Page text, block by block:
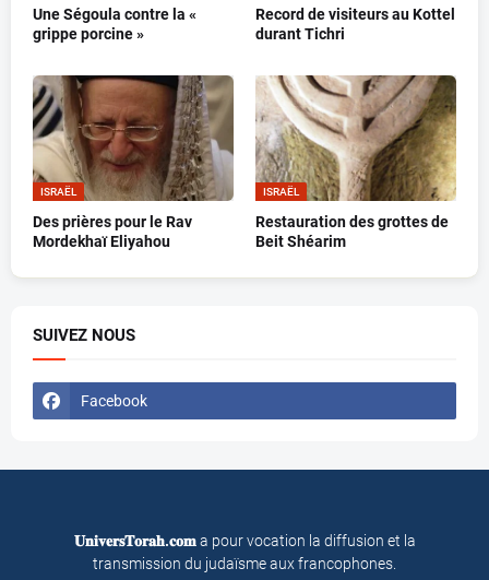
Une Ségoula contre la «
grippe porcine »
Record de visiteurs au Kottel
durant Tichri
ISRAËL
Des prières pour le Rav
Mordekhaï Eliyahou
ISRAËL
Restauration des grottes de
Beit Shéarim
SUIVEZ NOUS
Facebook
𝐔𝐧𝐢𝐯𝐞𝐫𝐬𝐓𝐨𝐫𝐚𝐡.𝐜𝐨𝐦a pour vocation la diffusion et la
transmission du judaïsme aux francophones.